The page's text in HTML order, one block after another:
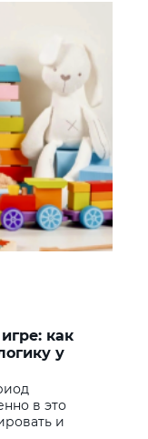
как
у
в это
и